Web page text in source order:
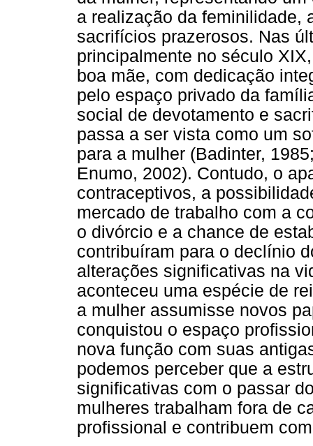
a realização da feminilidade,
sacrifícios prazerosos. Nas
principalmente no século
boa mãe, com dedicação
pelo espaço privado da
social de devotamento e
passa a ser vista como um
para a mulher (Badinter,
Enumo, 2002). Contudo, o
contraceptivos, a
mercado de trabalho com a
o divórcio e a chance de
contribuíram para o declínio
alterações significativas na
aconteceu uma espécie de
a mulher assumisse novos
conquistou o espaço
nova função com suas
podemos perceber que a
significativas com o passar
mulheres trabalham fora de
profissional e contribuem